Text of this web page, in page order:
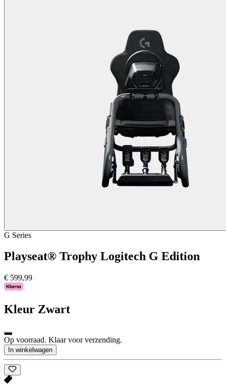
G Series
Playseat® Trophy Logitech G Edition
€ 599,99
Kleur Zwart
Op voorraad. Klaar voor verzending.
In winkelwagen